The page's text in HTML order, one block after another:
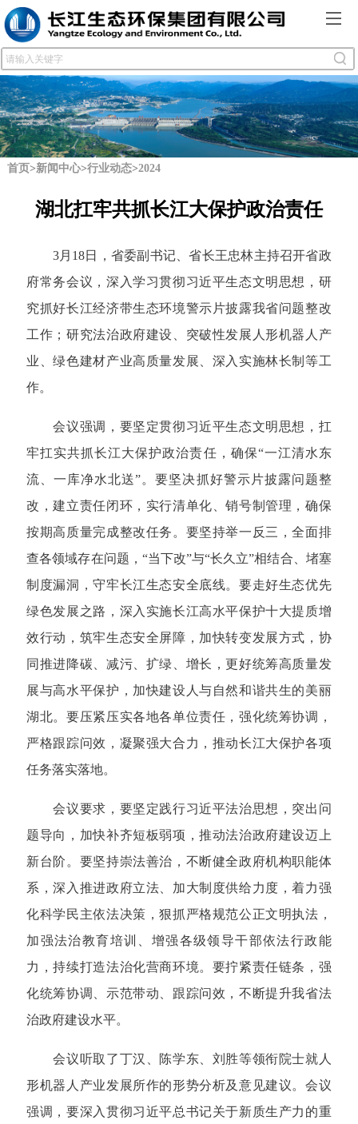
首页>新闻中心>行业动态>2024
湖北扛牢共抓长江大保护政治责任
3月 18日，省委副书记、省长王忠林主持召开省政
府常务会议，深入学习贯彻习近平生态文明思想，研
究抓好长江经济带生态环境警示片披露我省问题整改
工作；研究法治政府建设、突破性发展人形机器人产
业、绿色建材产业高质量发展、深入实施林长制等工
作。
会议强调，要坚定贯彻习近平生态文明思想，扛
牢扛实共抓长江大保护政治责任，确保“一江清水东
流、一库净水北送”。要坚决抓好警示片披露问题整
改，建立责任闭环，实行清单化、销号制管理，确保
按期高质量完成整改任务。要坚持举一反三，全面排
查各领域存在问题，“当下改”与“长久立”相结合、堵塞
制度漏洞，守牢长江生态安全底线。要走好生态优先
绿色发展之路，深入实施长江高水平保护十大提质增
效行动，筑牢生态安全屏障，加快转变发展方式，协
同推进降碳、减污、扩绿、增长，更好统筹高质量发
展与高水平保护，加快建设人与自然和谐共生的美丽
湖北。要压紧压实各地各单位责任，强化统筹协调，
严格跟踪问效，凝聚强大合力，推动长江大保护各项
任务落实落地。
会议要求，要坚定践行习近平法治思想，突出问
题导向，加快补齐短板弱项，推动法治政府建设迈上
新台阶。要坚持崇法善治，不断健全政府机构职能体
系，深入推进政府立法、加大制度供给力度，着力强
化科学民主依法决策，狠抓严格规范公正文明执法，
加强法治教育培训、增强各级领导干部依法行政能
力，持续打造法治化营商环境。要拧紧责任链条，强
化统筹协调、示范带动、跟踪问效，不断提升我省法
治政府建设水平。
会议听取了丁汉、陈学东、刘胜等领衔院士就人
形机器人产业发展所作的形势分析及意见建议。会议
强调，要深入贯彻习近平总书记关于新质生产力的重